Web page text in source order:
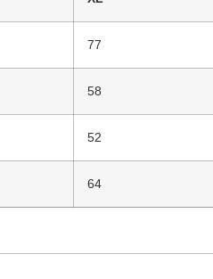
77
58
52
64